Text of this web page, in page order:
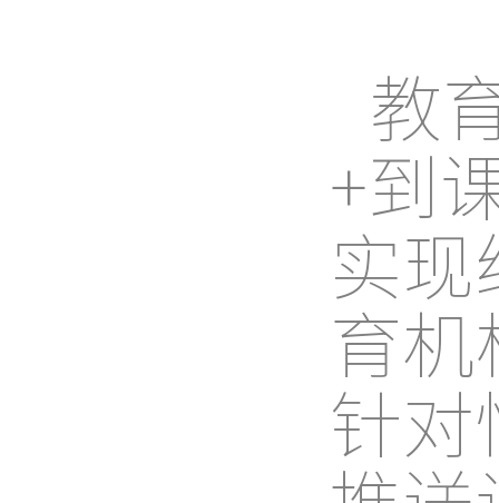
教
+到
实
育
针